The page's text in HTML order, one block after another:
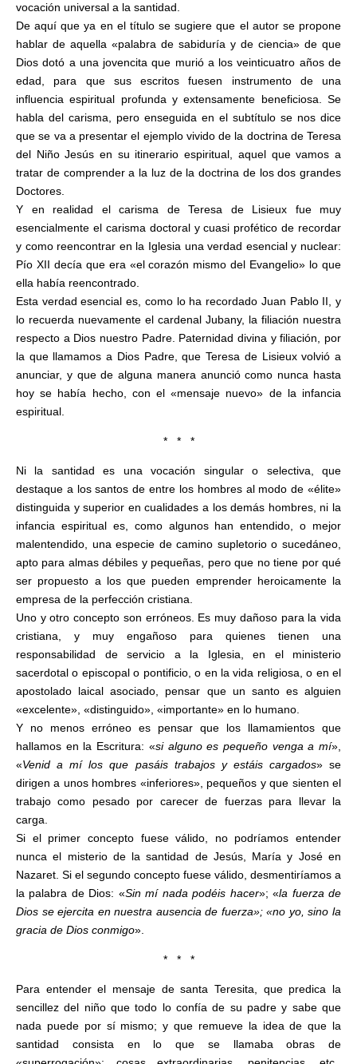
vocación universal a la santidad.
De aquí que ya en el título se sugiere que el autor se propone
hablar de aquella «palabra de sabiduría y de ciencia» de que
Dios dotó a una jovencita que murió a los veinticuatro años de
edad, para que sus escritos fuesen instrumento de una
influencia espiritual profunda y extensamente beneficiosa. Se
habla del carisma, pero enseguida en el subtítulo se nos dice
que se va a presentar el ejemplo vivido de la doctrina de Teresa
del Niño Jesús en su itinerario espiritual, aquel que vamos a
tratar de comprender a la luz de la doctrina de los dos grandes
Doctores.
Y en realidad el carisma de Teresa de Lisieux fue muy
esencialmente el carisma doctoral y cuasi profético de recordar
y como reencontrar en la Iglesia una verdad esencial y nuclear:
Pío XII decía que era «el corazón mismo del Evangelio» lo que
ella había reencontrado.
Esta verdad esencial es, como lo ha recordado Juan Pablo II, y
lo recuerda nuevamente el cardenal Jubany, la filiación nuestra
respecto a Dios nuestro Padre. Paternidad divina y filiación, por
la que llamamos a Dios Padre, que Teresa de Lisieux volvió a
anunciar, y que de alguna manera anunció como nunca hasta
hoy se había hecho, con el «mensaje nuevo» de la infancia
espiritual.
* * *
Ni la santidad es una vocación singular o selectiva, que
destaque a los santos de entre los hombres al modo de «élite»
distinguida y superior en cualidades a los demás hombres, ni la
infancia espiritual es, como algunos han entendido, o mejor
malentendido, una especie de camino supletorio o sucedáneo,
apto para almas débiles y pequeñas, pero que no tiene por qué
ser propuesto a los que pueden emprender heroicamente la
empresa de la perfección cristiana.
Uno y otro concepto son erróneos. Es muy dañoso para la vida
cristiana, y muy engañoso para quienes tienen una
responsabilidad de servicio a la Iglesia, en el ministerio
sacerdotal o episcopal o pontificio, o en la vida religiosa, o en el
apostolado laical asociado, pensar que un santo es alguien
«excelente», «distinguido», «importante» en lo humano.
Y no menos erróneo es pensar que los llamamientos que
hallamos en la Escritura: «si alguno es pequeño venga a mí»,
«Venid a mí los que pasáis trabajos y estáis cargados» se
dirigen a unos hombres «inferiores», pequeños y que sienten el
trabajo como pesado por carecer de fuerzas para llevar la
carga.
Si el primer concepto fuese válido, no podríamos entender
nunca el misterio de la santidad de Jesús, María y José en
Nazaret. Si el segundo concepto fuese válido, desmentiríamos a
la palabra de Dios: «Sin mí nada podéis hacer»; «la fuerza de
Dios se ejercita en nuestra ausencia de fuerza»; «no yo, sino la
gracia de Dios conmigo».
* * *
Para entender el mensaje de santa Teresita, que predica la
sencillez del niño que todo lo confía de su padre y sabe que
nada puede por sí mismo; y que remueve la idea de que la
santidad consista en lo que se llamaba obras de